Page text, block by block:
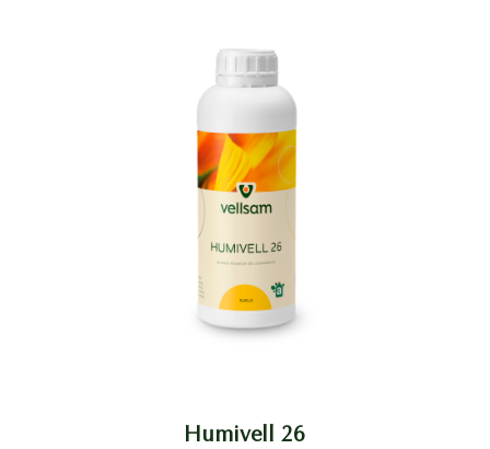
Humivell 26